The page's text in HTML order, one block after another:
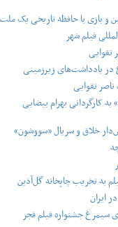
و بازی با حافظه تاریخی یک ملت
فیلم شهر
یادداشت‌های زیرزمینی
تقوایی
کارگردانی بهرام بیضایی
خلاق و سریال «سووشون»
به تخریب چاپخانه گل‌آذین
ایران
سیمرغ جشنواره فیلم فجر